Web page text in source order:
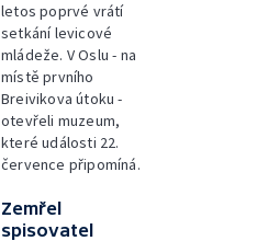
letos poprvé vrátí
setkání levicové
mládeže. V Oslu - na
místě prvního
Breivikova útoku -
otevřeli muzeum,
které události 22.
července připomíná.
Zemřel
spisovatel